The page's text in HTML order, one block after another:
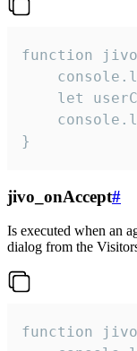
function
let
}
jivo_onAccept#
Is executed when an
dialog from the
function